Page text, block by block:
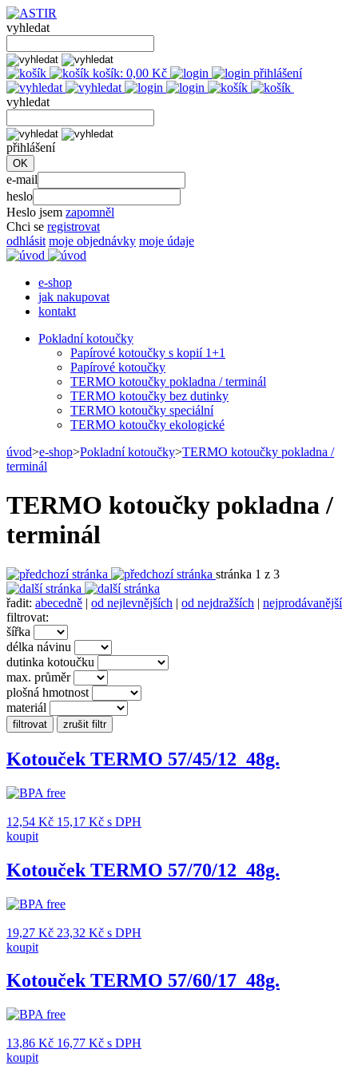
vyhledat
košík: 0,00 Kč přihlášení
vyhledat
přihlášení
e-mail
heslo
Heslo jsem zapomněl
Chci se registrovat
odhlásit moje objednávky moje údaje
e-shop
jak nakupovat
kontakt
Pokladní kotoučky
Papírové kotoučky s kopií 1+1
Papírové kotoučky
TERMO kotoučky pokladna / terminál
TERMO kotoučky bez dutinky
TERMO kotoučky speciální
TERMO kotoučky ekologické
úvod>e-shop>Pokladní kotoučky>TERMO kotoučky pokladna /
terminál
TERMO kotoučky pokladna /
terminál
stránka 1 z 3
řadit: abecedně | od nejlevnějších | od nejdražších | nejprodávanější
filtrovat:
šířka
délka návinu
dutinka kotoučku
max. průměr
plošná hmotnost
materiál
Kotouček TERMO 57/45/12_48g.
12,54 Kč 15,17 Kč s DPH
koupit
Kotouček TERMO 57/70/12_48g.
19,27 Kč 23,32 Kč s DPH
koupit
Kotouček TERMO 57/60/17_48g.
13,86 Kč 16,77 Kč s DPH
koupit